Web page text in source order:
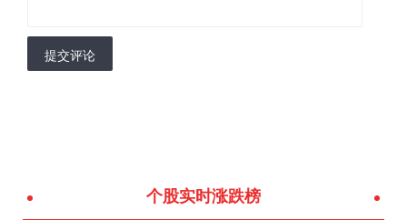
提交评论
个股实时涨跌榜